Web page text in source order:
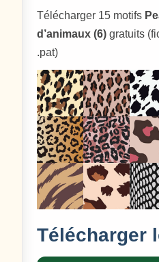
Télécharger 15 motifs
d’animaux (6) gratuits
.pat)
Télécharger